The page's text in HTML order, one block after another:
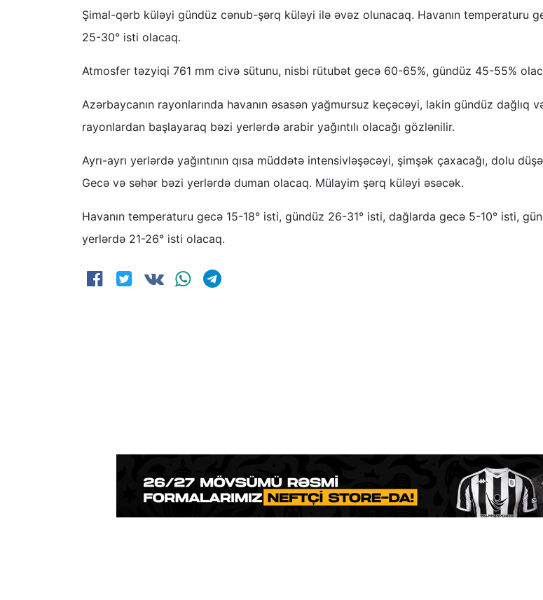
Şimal-qərb küləyi gündüz cənub-şərq küləyi ilə əvəz olunacaq. Havanın temperaturu
25-30° isti olacaq.
Atmosfer təzyiqi 761 mm civə sütunu, nisbi rütubət gecə 60-65%, gündüz 45-55%
Azərbaycanın rayonlarında havanın əsasən yağmursuz keçəcəyi, lakin gündüz dağlıq
rayonlardan başlayaraq bəzi yerlərdə arabir yağıntılı olacağı gözlənilir.
Ayrı-ayrı yerlərdə yağıntının qısa müddətə intensivləşəcəyi, şimşək çaxacağı, dolu
Gecə və səhər bəzi yerlərdə duman olacaq. Mülayim şərq küləyi əsəcək.
Havanın temperaturu gecə 15-18° isti, gündüz 26-31° isti, dağlarda gecə 5-10° isti,
yerlərdə 21-26° isti olacaq.